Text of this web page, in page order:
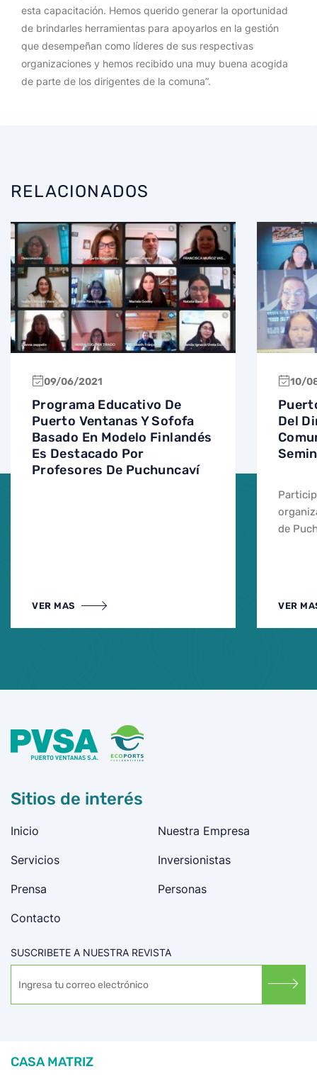
esta capacitación. Hemos querido generar la oportunidad
de brindarles herramientas para apoyarlos en la gestión
que desempeñan como líderes de sus respectivas
organizaciones y hemos recibido una muy buena acogida
de parte de los dirigentes de la comuna”.
RELACIONADOS
09/06/2021
Programa Educativo De
Puerto Ventanas Y Sofofa
Basado En Modelo Finlandés
Es Destacado Por
Profesores De Puchuncaví
VER MAS
10/
Del
de
VER
Sitios de interés
Inicio Nuestra Empresa
Servicios Inversionistas
Prensa Personas
Contacto
SUSCRIBETE A NUESTRA REVISTA
CASA MATRIZ